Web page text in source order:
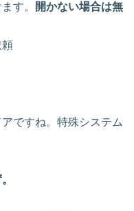
す。
開かない場合は無
頼
ですね。特殊システム